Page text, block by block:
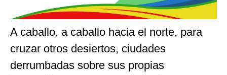
A caballo, a caballo hacia el norte, para
cruzar otros desiertos, ciudades
derrumbadas sobre sus propias